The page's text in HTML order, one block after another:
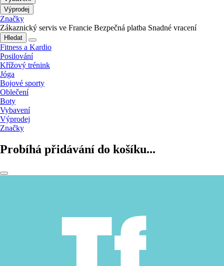
Výprodej
Značky
Zákaznický servis ve Francie Bezpečná platba Snadné vracení
Hledat
Fitness a Kardio
Posilování
Křížový trénink
Jóga
Bojové sporty
Oblečení
Boty
Vybavení
Výprodej
Značky
Probíhá přidávání do košíku...